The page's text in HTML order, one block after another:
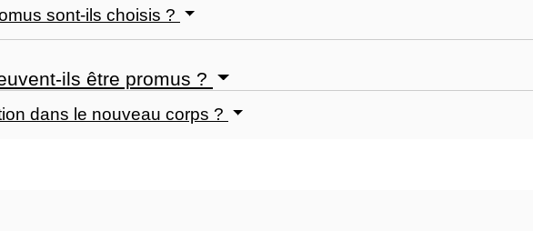
sont-ils choisis ?
ils être promus ?
dans le nouveau corps ?